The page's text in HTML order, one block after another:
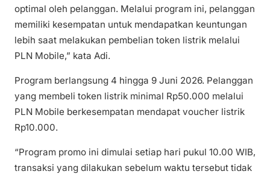
optimal oleh pelanggan. Melalui program ini, pelanggan
memiliki kesempatan untuk mendapatkan keuntungan
lebih saat melakukan pembelian token listrik melalui
PLN Mobile,” kata Adi.
Program berlangsung 4 hingga 9 Juni 2026. Pelanggan
yang membeli token listrik minimal Rp50.000 melalui
PLN Mobile berkesempatan mendapat voucher listrik
Rp10.000.
“Program promo ini dimulai setiap hari pukul 10.00 WIB,
transaksi yang dilakukan sebelum waktu tersebut tidak